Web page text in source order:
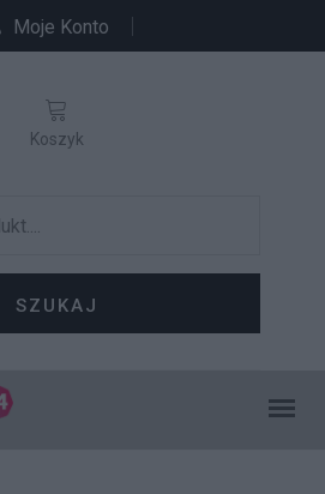
Moje Konto
SZUKAJ
Koszyk